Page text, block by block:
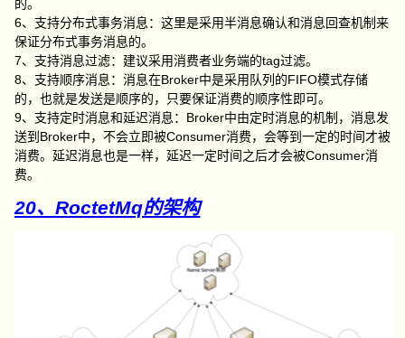
的。
6、支持分布式事务消息：这里是采用半消息确认和消息回查机制来
保证分布式事务消息的。
7、支持消息过滤：建议采用消费者业务端的tag过滤。
8、支持顺序消息：消息在Broker中是采用队列的FIFO模式存储
的，也就是发送是顺序的，只要保证消费的顺序性即可。
9、支持定时消息和延迟消息：Broker中由定时消息的机制，消息发
送到Broker中，不会立即被Consumer消费，会等到一定的时间才被
消费。延迟消息也是一样，延迟一定时间之后才会被Consumer消
费。
20、RoctetMq的架构